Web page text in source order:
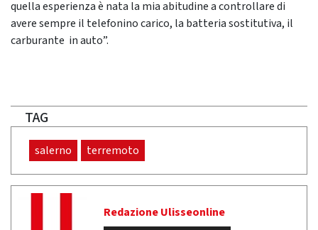
quella esperienza è nata la mia abitudine a controllare di
avere sempre il telefonino carico, la batteria sostitutiva, il
carburante in auto”.
TAG
salerno terremoto
Redazione Ulisseonline